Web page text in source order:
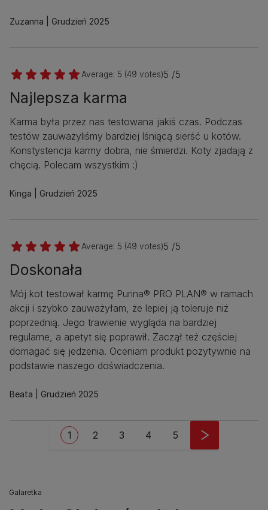
Zuzanna Grudzień 2025
Average: 5 (49 votes)5 /5
Najlepsza karma
Karma była przez nas testowana jakiś czas. Podczas
testów zauważyliśmy bardziej lśniącą sierść u kotów.
Konstystencja karmy dobra, nie śmierdzi. Koty zjadają z
chęcią. Polecam wszystkim :)
Kinga Grudzień 2025
Average: 5 (49 votes)5 /5
Doskonała
Mój kot testował karmę Purina® PRO PLAN® w ramach
akcji i szybko zauważyłam, że lepiej ją toleruje niż
poprzednią. Jego trawienie wygląda na bardziej
regularne, a apetyt się poprawił. Zaczął też częściej
domagać się jedzenia. Oceniam produkt pozytywnie na
podstawie naszego doświadczenia.
Beata Grudzień 2025
Stronicowanie
Bieżąca strona
1 Strona
2 Strona
3 Strona
4 Strona
5
Galaretka